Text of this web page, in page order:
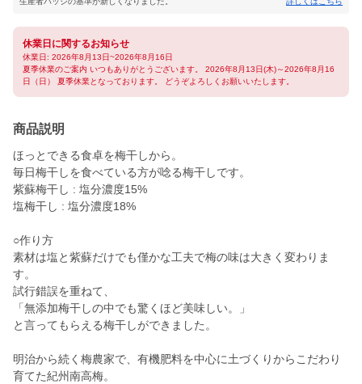
休業日に関するお知らせ
休業日: 2026年8月13日~2026年8月16日
夏季休業のご案内 いつもありがとうございます。 2026年8月13日(木)～2026年8月16
日（日） 夏季休業となっております。 どうぞよろしくお願いいたします。
商品説明
ほっとできる食卓を梅干しから。
毎日梅干しを食べている方が唸る梅干しです。
紫蘇梅干し : 塩分濃度15%
塩梅干し : 塩分濃度18%
○作り方
素材は塩と紫蘇だけでも僅かな工夫で梅の味は大きく変わりま
す。
試行錯誤を重ねて、
「無添加梅干しの中でも驚くほど美味しい。」
と言ってもらえる梅干しができました。
明治から続く梅農家で、有機肥料を中心に土づくりからこだわり
育てた紀州南高梅。